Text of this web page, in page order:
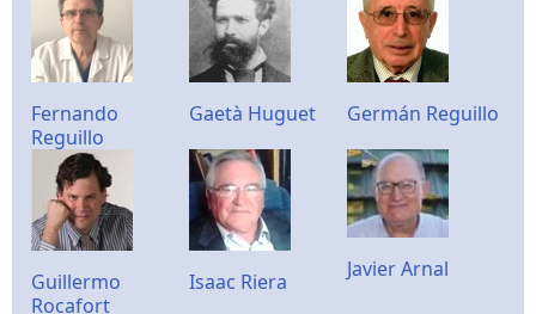
Fernando
Reguillo
Gaetà Huguet Germán Reguillo
Guillermo
Rocafort
Isaac Riera Javier Arnal